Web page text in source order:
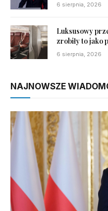
6 sierpnia, 2026
Luksusowy
zrobiły to jako
6 sierpnia, 2026
NAJNOWSZE